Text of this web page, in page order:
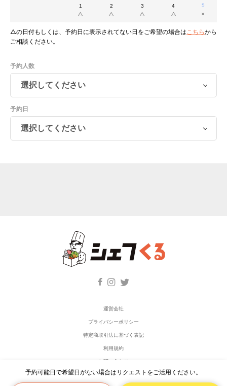
1 2 3 4 5
△の日付もしくは、予約日に表示されてない日をご希望の場合は こちらから
ご相談ください。
予約人数
予約日
予約可能日で希望日がない場合はリクエストをご活用ください。
運営会社
プライバシーポリシー
特定商取引法に基づく表記
利用規約
お問い合わせ
シェフ登録希望の方